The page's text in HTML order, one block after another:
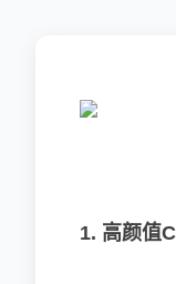
1. 高颜值